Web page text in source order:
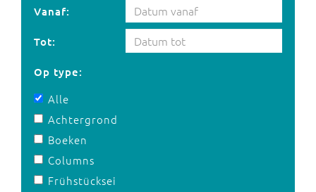
Vanaf:
Tot:
Op type:
Alle
Achtergrond
Boeken
Columns
Frühstücksei